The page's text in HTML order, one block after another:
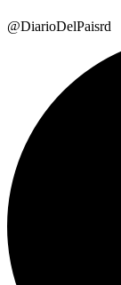
@DiarioDelPaisrd